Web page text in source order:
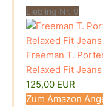
Liebling Nr. 9
Freeman T.
Relaxed Fit
125,00 EUR
Zum Amazon